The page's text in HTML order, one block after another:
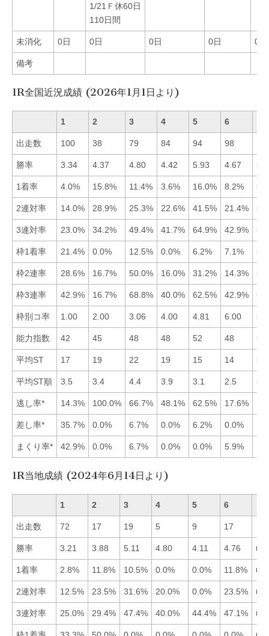
1/21Ｆ休60日
110日間
未消化 0日 0日 0日 0日 0日
備考
1R全国近況成績 (2026年1月1日より)
1 2 3 4 5 6
出走数 100 38 79 84 94 98
勝率 3.34 4.37 4.80 4.42 5.93 4.67
1着率 4.0% 15.8% 11.4% 3.6% 16.0% 8.2%
2連対率 14.0% 28.9% 25.3% 22.6% 41.5% 21.4%
3連対率 23.0% 34.2% 49.4% 41.7% 64.9% 42.9%
枠1着率 21.4% 0.0% 12.5% 0.0% 6.2% 7.1%
枠2連率 28.6% 16.7% 50.0% 16.0% 31.2% 14.3%
枠3連率 42.9% 16.7% 68.8% 40.0% 62.5% 42.9%
枠別コ率 1.00 2.00 3.06 4.00 4.81 6.00
能力指数 42 45 48 48 52 48
平均ST 17 19 22 19 15 14
平均ST順 3.5 3.4 4.4 3.9 3.1 2.5
逃し率* 14.3% 100.0% 66.7% 48.1% 62.5% 17.6%
差し率* 35.7% 0.0% 6.7% 0.0% 6.2% 0.0%
まくり率* 42.9% 0.0% 6.7% 0.0% 0.0% 5.9%
1R当地成績 (2024年6月14日より)
1 2 3 4 5 6
出走数 72 17 19 5 9 17
勝率 3.21 3.88 5.11 4.80 4.11 4.76
1着率 2.8% 11.8% 10.5% 0.0% 0.0% 11.8%
2連対率 12.5% 23.5% 31.6% 20.0% 0.0% 23.5%
3連対率 25.0% 29.4% 47.4% 40.0% 44.4% 47.1%